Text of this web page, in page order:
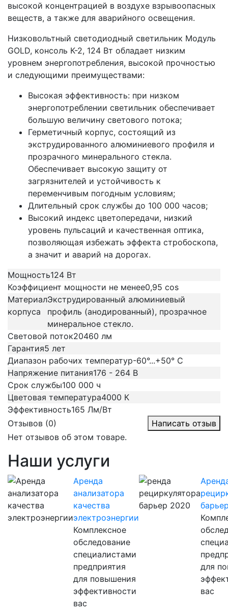
высокой концентрацией в воздухе взрывоопасных
веществ, а также для аварийного освещения.
Низковольтный светодиодный светильник Модуль
GOLD, консоль К-2, 124 Вт обладает низким
уровнем энергопотребления, высокой прочностью
и следующими преимуществами:
Высокая эффективность: при низком
энергопотреблении светильник обеспечивает
большую величину светового потока;
Герметичный корпус, состоящий из
экструдированного алюминиевого профиля и
прозрачного минерального стекла.
Обеспечивает высокую защиту от
загрязнителей и устойчивость к
переменчивым погодным условиям;
Длительный срок службы до 100 000 часов;
Высокий индекс цветопередачи, низкий
уровень пульсаций и качественная оптика,
позволяющая избежать эффекта стробоскопа,
а значит и аварий на дорогах.
Мощность124 Вт
Коэффициент мощности не менее0,95 cos
Материал
корпуса
Экструдированный алюминиевый
профиль (анодированный), прозрачное
минеральное стекло.
Световой поток20460 лм
Гарантия5 лет
Диапазон рабочих температур-60°...+50° C
Напряжение питания176 - 264 В
Срок службы100 000 ч
Цветовая температура4000 К
Эффективность165 Лм/Вт
Отзывов (0)
Написать отзыв
Нет отзывов об этом товаре.
Наши услуги
Аренда
анализатора
качества
электроэнергии
Комплексное
обследование
специалистами
предприятия
для повышения
эффективности
вас
для
вас